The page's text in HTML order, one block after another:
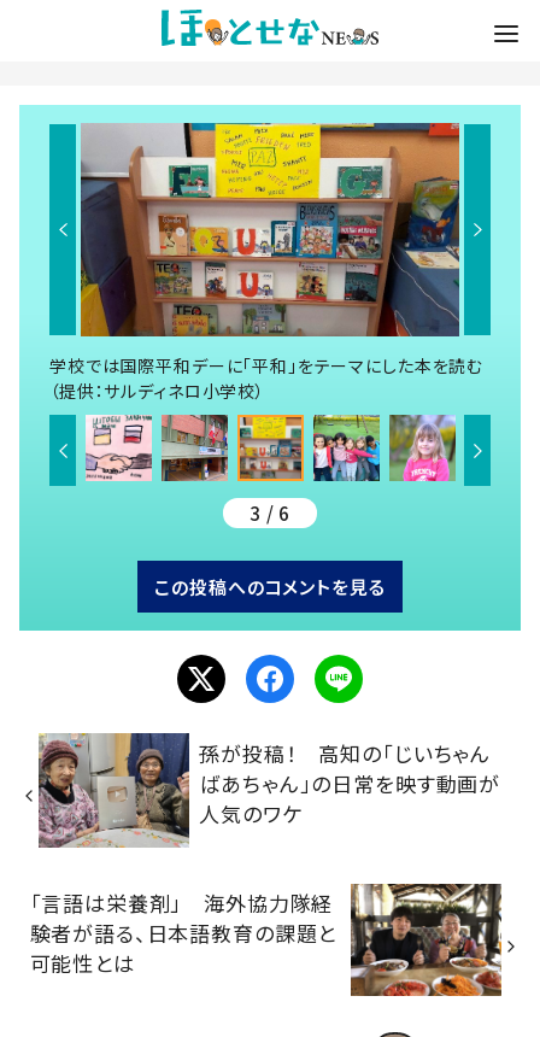
学校では国際平和デーに「平和」をテーマにした本を読む
（提供：サルディネロ小学校）
3 / 6
この投稿へのコメントを見る
孫が投稿！ 高知の「じいちゃん
ばあちゃん」の日常を映す動画が
人気のワケ
「言語は栄養剤」 海外協力隊経
験者が語る、日本語教育の課題と
可能性とは